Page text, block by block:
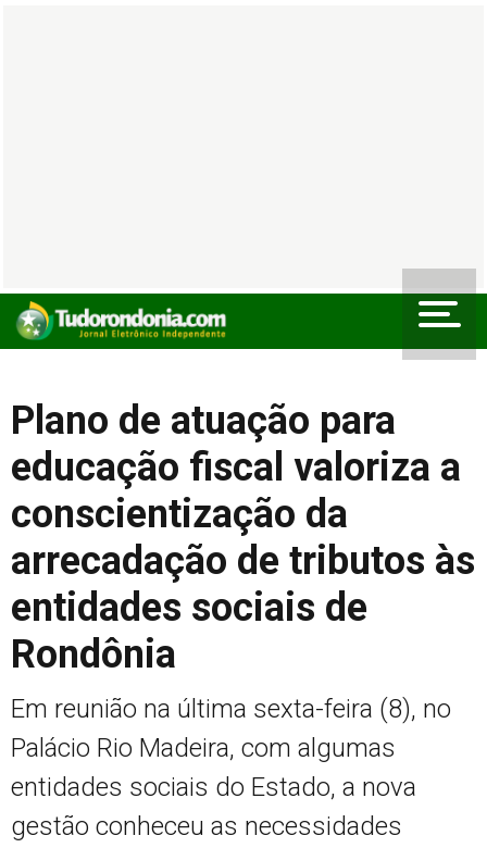
Plano de atuação para
educação fiscal valoriza a
conscientização da
arrecadação de tributos às
entidades sociais de
Rondônia
Em reunião na última sexta-feira (8), no
Palácio Rio Madeira, com algumas
entidades sociais do Estado, a nova
gestão conheceu as necessidades